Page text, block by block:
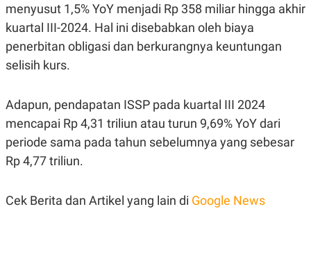
E
P
A
P
R
A
D
V
E
T
I
N
G
K
M
I
A
menyusut 1,5% YoY menjadi Rp 358 miliar hingga akhir
kuartal III-2024. Hal ini disebabkan oleh biaya
penerbitan obligasi dan berkurangnya keuntungan
selisih kurs.
Adapun, pendapatan ISSP pada kuartal III 2024
mencapai Rp 4,31 triliun atau turun 9,69% YoY dari
periode sama pada tahun sebelumnya yang sebesar
Rp 4,77 triliun.
Cek Berita dan Artikel yang lain di Google News